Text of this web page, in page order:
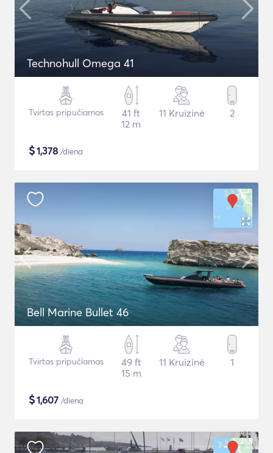
Technohull Omega 41
Tvirtas pripučiamas
41 ft
12 m
11 Kruizinė 2
$1,378 /diena
Bell Marine Bullet 46
Tvirtas pripučiamas
49 ft
15 m
11 Kruizinė 1
$1,607 /diena